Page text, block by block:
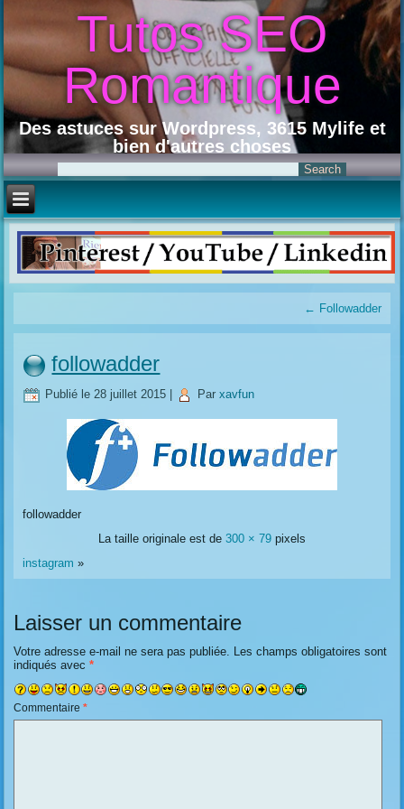
Tutos SEO
Romantique
Des astuces sur Wordpress, 3615 Mylife et
bien d'autres choses
← Followadder
followadder
Publié le 28 juillet 2015 Par xavfun
followadder
La taille originale est de 300 × 79 pixels
instagram »
Laisser un commentaire
Votre adresse e-mail ne sera pas publiée. Les champs obligatoires sont
indiqués avec*
Commentaire*